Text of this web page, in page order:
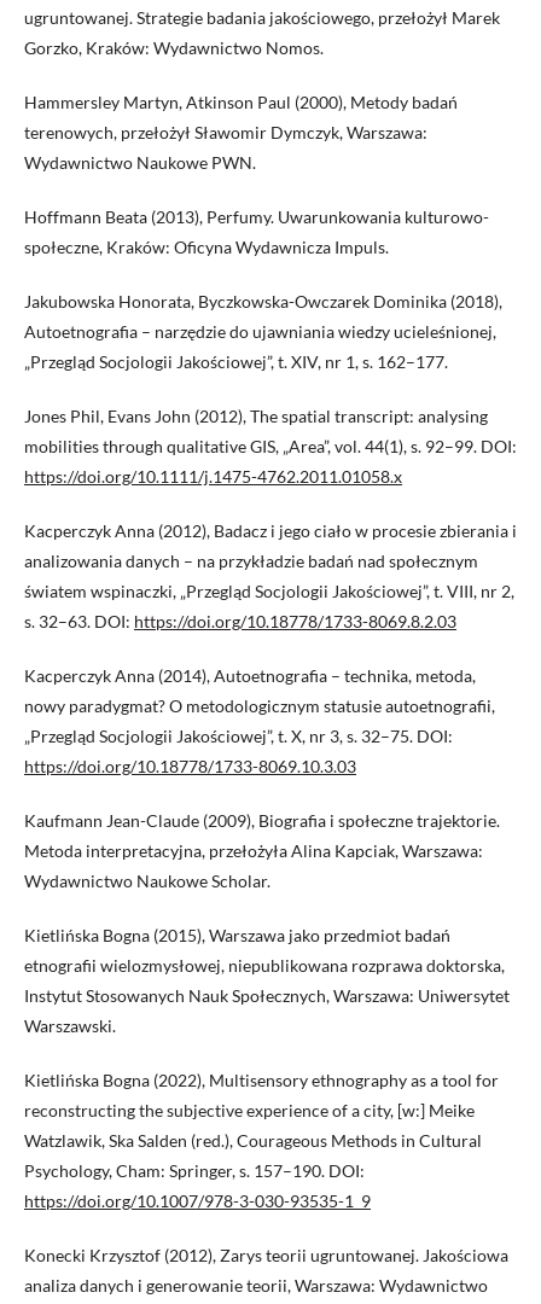
ugruntowanej. Strategie badania jakościowego, przełożył Marek
Gorzko, Kraków: Wydawnictwo Nomos.
Hammersley Martyn, Atkinson Paul (2000), Metody badań
terenowych, przełożył Sławomir Dymczyk, Warszawa:
Wydawnictwo Naukowe PWN.
Hoffmann Beata (2013), Perfumy. Uwarunkowania kulturowo-
społeczne, Kraków: Oficyna Wydawnicza Impuls.
Jakubowska Honorata, Byczkowska-Owczarek Dominika (2018),
Autoetnografia – narzędzie do ujawniania wiedzy ucieleśnionej,
„Przegląd Socjologii Jakościowej”, t. XIV, nr 1, s. 162–177.
Jones Phil, Evans John (2012), The spatial transcript: analysing
mobilities through qualitative GIS, „Area”, vol. 44(1), s. 92–99. DOI:
https://doi.org/10.1111/j.1475-4762.2011.01058.x
Kacperczyk Anna (2012), Badacz i jego ciało w procesie zbierania i
analizowania danych – na przykładzie badań nad społecznym
światem wspinaczki, „Przegląd Socjologii Jakościowej”, t. VIII, nr 2,
s. 32–63. DOI: https://doi.org/10.18778/1733-8069.8.2.03
Kacperczyk Anna (2014), Autoetnografia – technika, metoda,
nowy paradygmat? O metodologicznym statusie autoetnografii,
„Przegląd Socjologii Jakościowej”, t. X, nr 3, s. 32–75. DOI:
https://doi.org/10.18778/1733-8069.10.3.03
Kaufmann Jean-Claude (2009), Biografia i społeczne trajektorie.
Metoda interpretacyjna, przełożyła Alina Kapciak, Warszawa:
Wydawnictwo Naukowe Scholar.
Kietlińska Bogna (2015), Warszawa jako przedmiot badań
etnografii wielozmysłowej, niepublikowana rozprawa doktorska,
Instytut Stosowanych Nauk Społecznych, Warszawa: Uniwersytet
Warszawski.
Kietlińska Bogna (2022), Multisensory ethnography as a tool for
reconstructing the subjective experience of a city, [w:] Meike
Watzlawik, Ska Salden (red.), Courageous Methods in Cultural
Psychology, Cham: Springer, s. 157–190. DOI:
https://doi.org/10.1007/978-3-030-93535-1_9
Konecki Krzysztof (2012), Zarys teorii ugruntowanej. Jakościowa
analiza danych i generowanie teorii, Warszawa: Wydawnictwo